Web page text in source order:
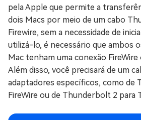
pela Apple que permite a
dois Macs por meio de um cabo
Firewire, sem a necessidade de
utilizá-lo, é necessário que ambos
Mac tenham uma conexão
Além disso, você precisará de um
adaptadores específicos, como de
FireWire ou de Thunderbolt 2 para